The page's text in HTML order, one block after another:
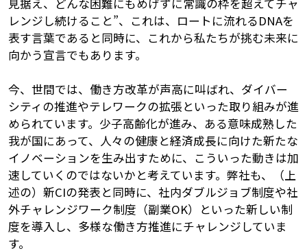
レンジし続けること”、これは、ロートに流れるDNAを
表す言葉であると同時に、これから私たちが挑む未来に
向かう宣言でもあります。
今、世間では、働き方改革が声高に叫ばれ、ダイバー
シティの推進やテレワークの拡張といった取り組みが進
められています。少子高齢化が進み、ある意味成熟した
我が国にあって、人々の健康と経済成長に向けた新たな
イノベーションを生み出すために、こういった動きは加
速していくのではないかと考えています。弊社も、（上
述の）新CIの発表と同時に、社内ダブルジョブ制度や社
外チャレンジワーク制度（副業OK）といった新しい制
度を導入し、多様な働き方推進にチャレンジしていま
す。